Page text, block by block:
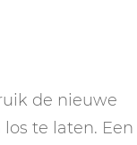
de nieuwe
te laten. Een